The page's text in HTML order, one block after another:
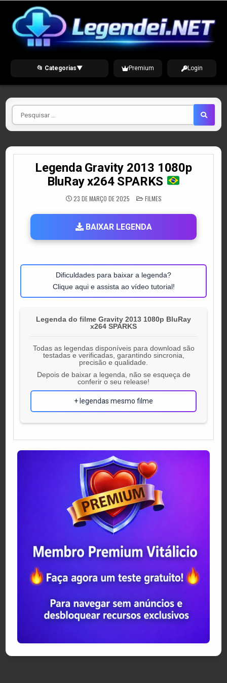
content
📂 Categorias▼ Premium Login
Pesquisar
por
Legenda Gravity 2013 1080p
BluRay x264 SPARKS
23 DE MARÇO DE 2025 POSTED
IN
FILMES
BAIXAR LEGENDA
Dificuldades para baixar a legenda?
Clique aqui e assista ao vídeo tutorial!
Legenda do filme Gravity 2013 1080p BluRay
x264 SPARKS
Todas as legendas disponíveis para download são
testadas e verificadas, garantindo sincronia,
precisão e qualidade.
Depois de baixar a legenda, não se esqueça de
conferir o seu release!
+ legendas mesmo filme